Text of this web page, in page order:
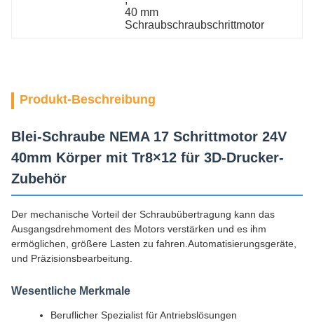
40 mm
Schraubschraubschrittmotor
Produkt-Beschreibung
Blei-Schraube NEMA 17 Schrittmotor 24V
40mm Körper mit Tr8×12 für 3D-Drucker-
Zubehör
Der mechanische Vorteil der Schraubübertragung kann das
Ausgangsdrehmoment des Motors verstärken und es ihm
ermöglichen, größere Lasten zu fahren.Automatisierungsgeräte,
und Präzisionsbearbeitung.
Wesentliche Merkmale
Beruflicher Spezialist für Antriebslösungen